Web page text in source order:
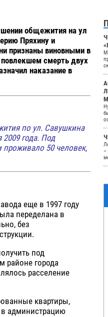
общежития на ул
Пряхину и
признаны виновными в
повлекшем смерть двух
наказание в
по ул. Савушкина
года. Под
проживало 50 человек,
еще в 1997 году
переделана в
без
под
районе города
расселение
квартиры,
администрацию
–